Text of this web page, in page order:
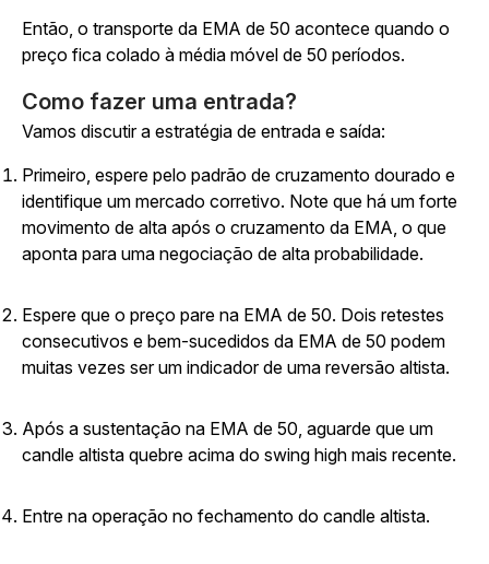
Então, o transporte da EMA de 50 acontece quando o
preço fica colado à média móvel de 50 períodos.
Como fazer uma entrada?
Vamos discutir a estratégia de entrada e saída:
Primeiro, espere pelo padrão de cruzamento dourado e
identifique um mercado corretivo. Note que há um forte
movimento de alta após o cruzamento da EMA, o que
aponta para uma negociação de alta probabilidade.
Espere que o preço pare na EMA de 50. Dois retestes
consecutivos e bem-sucedidos da EMA de 50 podem
muitas vezes ser um indicador de uma reversão altista.
Após a sustentação na EMA de 50, aguarde que um
candle altista quebre acima do swing high mais recente.
Entre na operação no fechamento do candle altista.